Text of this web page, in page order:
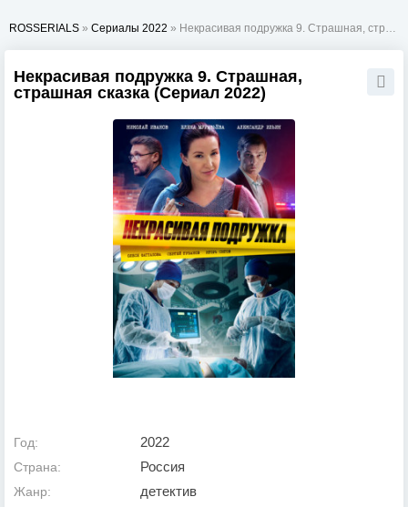
ROSSERIALS » Сериалы 2022 » Некрасивая подружка 9. Страшная, страшная сказка
Некрасивая подружка 9. Страшная,
страшная сказка (Сериал 2022)
Год: 2022
Страна: Россия
Жанр: детектив